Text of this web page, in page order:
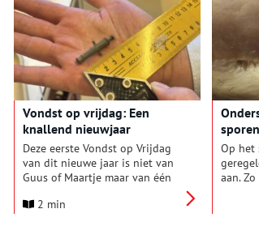
Vondst op vrijdag: Een
knallend nieuwjaar
Deze eerste Vondst op Vrijdag
van dit nieuwe jaar is niet van
Guus of Maartje maar van één
monumentenadviseurs. Errol
2 min
Op het
aan.